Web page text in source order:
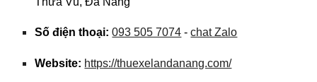
Số điện thoại: 093 505 7074 -chat Zalo
Website: https://thuexelandanang.com/